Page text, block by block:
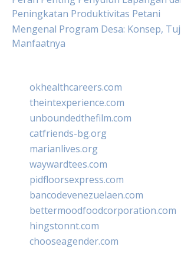
Peningkatan Produktivitas Petani
Mengenal Program Desa: Konsep,
Manfaatnya
okhealthcareers.com
theintexperience.com
unboundedthefilm.com
catfriends-bg.org
marianlives.org
waywardtees.com
pidfloorsexpress.com
bancodevenezuelaen.com
bettermoodfoodcorporation.com
hingstonnt.com
chooseagender.com